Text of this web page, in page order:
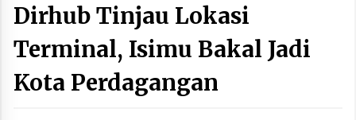
Dirhub Tinjau Lokasi
Terminal, Isimu Bakal Jadi
Kota Perdagangan